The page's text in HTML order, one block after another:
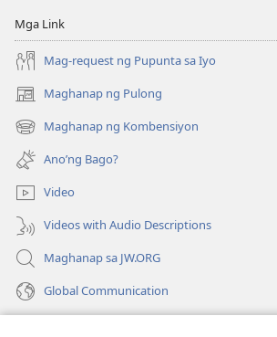
Mga Link
Mag-request ng Pupunta sa Iyo
Maghanap ng Pulong
(may
bubukas
na
bagong
window)
Maghanap ng Kombensiyon
(may
bubukas
na
bagong
window)
Ano’ng Bago?
Video
Videos with Audio Descriptions
Maghanap sa JW.ORG
Global Communication